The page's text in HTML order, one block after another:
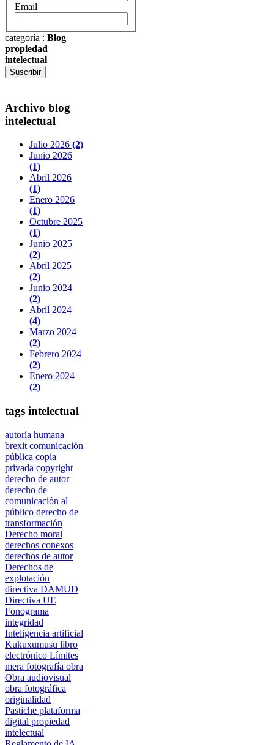
Email
categoría : Blog
propiedad
intelectual
Suscribir
Archivo blog
intelectual
Julio 2026 (2)
Junio 2026
(1)
Abril 2026
(1)
Enero 2026
(1)
Octubre 2025
(1)
Junio 2025
(2)
Abril 2025
(2)
Junio 2024
(2)
Abril 2024
(4)
Marzo 2024
(2)
Febrero 2024
(2)
Enero 2024
(2)
tags intelectual
autoría humana
brexit comunicación
pública copia
privada copyright
derecho de autor
derecho de
comunicación al
público derecho de
transformación
Derecho moral
derechos conexos
derechos de autor
Derechos de
explotación
directiva DAMUD
Directiva UE
Fonograma
integridad
Inteligencia artificial
Kukuxumusu libro
electrónico Límites
mera fotografía obra
Obra audiovisual
obra fotográfica
originalidad
Pastiche plataforma
digital propiedad
intelectual